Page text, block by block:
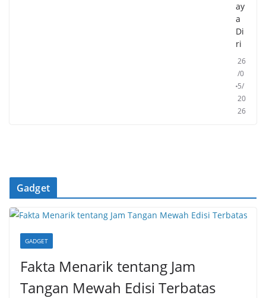
ay
a
Di
ri
26
/0
5/
20
26
Gadget
GADGET
Fakta Menarik tentang Jam
Tangan Mewah Edisi Terbatas